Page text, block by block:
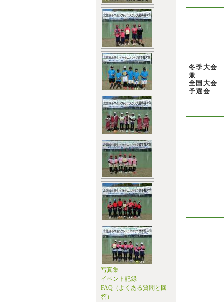
写真集
イベント記録
FAQ（よくある質問と回
答）
冬季大会
兼
全国大会
予選会